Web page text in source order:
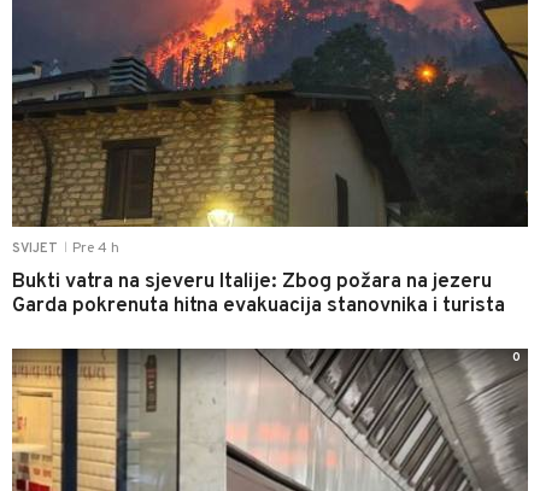
SVIJET Pre 4 h
Bukti vatra na sjeveru Italije: Zbog požara na jezeru
Garda pokrenuta hitna evakuacija stanovnika i turista
0